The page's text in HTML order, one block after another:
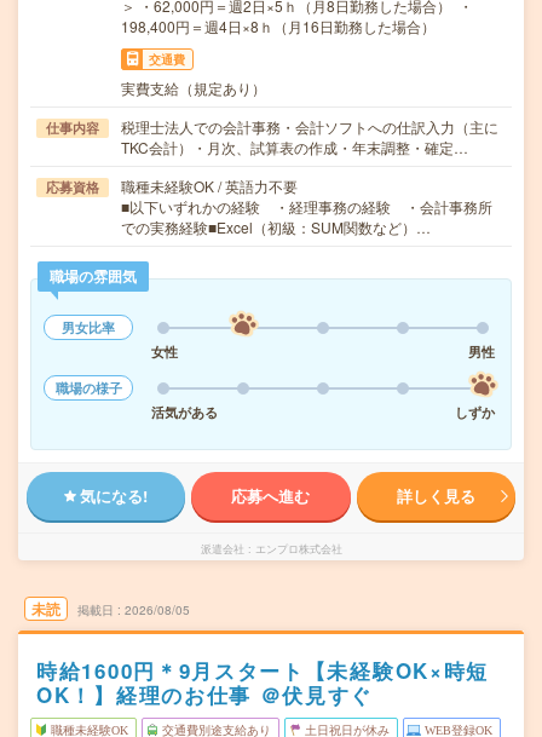
＞ ・62,000円＝週2日×5ｈ（月8日勤務した場合） ・
198,400円＝週4日×8ｈ（月16日勤務した場合）
交通費
実費支給（規定あり）
仕事内容
税理士法人での会計事務・会計ソフトへの仕訳入力（主に
TKC会計）・月次、試算表の作成・年末調整・確定…
応募資格
職種未経験OK / 英語力不要
■以下いずれかの経験 ・経理事務の経験 ・会計事務所
での実務経験■Excel（初級：SUM関数など）…
職場の雰囲気
男女比率
女性
男性
職場の様子
活気がある
しずか
気になる! 応募へ進む 詳しく見る
派遣会社 エンプロ株式会社
未読 掲載日 2026/08/05
時給1600円＊9月スタート【未経験OK×時短
OK！】経理のお仕事 ＠伏見すぐ
職種未経験OK 交通費別途支給あり 土日祝日が休み WEB登録OK